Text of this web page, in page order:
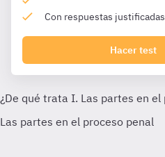
Con respuestas justificadas
Hacer test